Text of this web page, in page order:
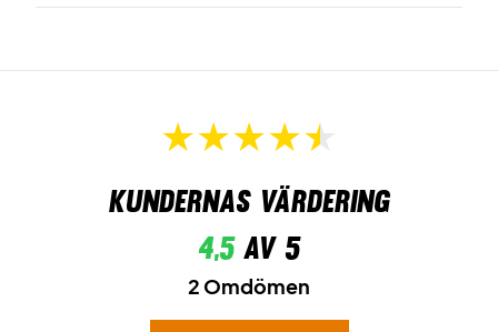
Kundernas värdering
4,5av 5
2 Omdömen